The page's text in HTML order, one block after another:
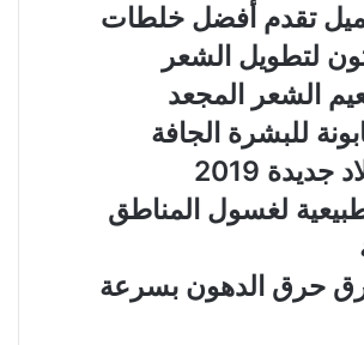
تقدم أفضل خلطات
لتطويل الشعر
الشعر المجعد
للبشرة الجافة
جديدة 2019
لغسول المناطق
حرق الدهون بسرعة